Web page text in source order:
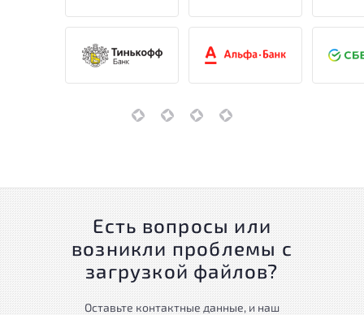
Есть вопросы или
возникли проблемы с
загрузкой файлов?
Оставьте контактные данные, и наш